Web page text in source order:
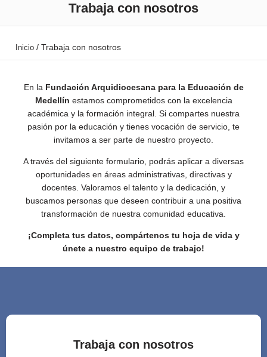
Trabaja con nosotros
Inicio / Trabaja con nosotros
En la Fundación Arquidiocesana para la Educación de
Medellín estamos comprometidos con la excelencia
académica y la formación integral. Si compartes nuestra
pasión por la educación y tienes vocación de servicio, te
invitamos a ser parte de nuestro proyecto.
A través del siguiente formulario, podrás aplicar a diversas
oportunidades en áreas administrativas, directivas y
docentes. Valoramos el talento y la dedicación, y
buscamos personas que deseen contribuir a una positiva
transformación de nuestra comunidad educativa.
¡Completa tus datos, compártenos tu hoja de vida y
únete a nuestro equipo de trabajo!
Trabaja con nosotros